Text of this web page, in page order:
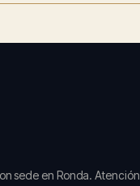
sede en Ronda. Atención